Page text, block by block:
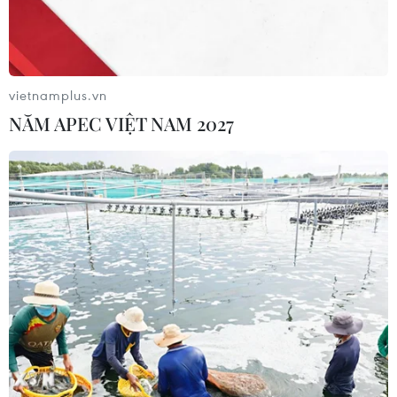
Hơn 100 người thiệt mạng trong mùa
mưa khốc liệt ở Ấn Độ
05/08/2026 09:39
Trung Quốc phóng thành công hai
vệ tinh siêu phổ Đông Phương Huệ
Nhãn
05/08/2026 07:16
Trung Quốc: Cảnh sát Hong Kong,
Macau triệt phá vụ lừa đảo đầu tư
Fun Coffee
05/08/2026 06:41
vietnamplus.vn
NĂM APEC VIỆT NAM 2027